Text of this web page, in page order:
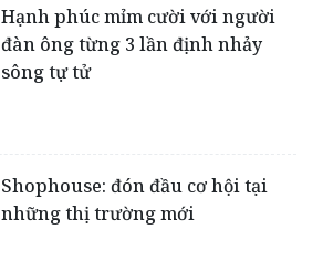
Hạnh phúc mỉm cười với người
đàn ông từng 3 lần định nhảy
sông tự tử
Shophouse: đón đầu cơ hội tại
những thị trường mới